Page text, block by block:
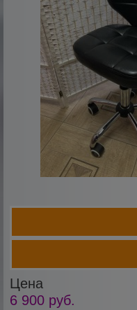
Цена
6 900 руб.